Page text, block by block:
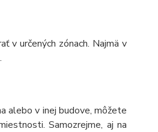
v určených zónach. Najmä v
alebo v inej budove, môžete
Samozrejme, aj na